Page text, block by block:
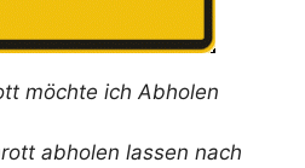
möchte ich Abholen
abholen lassen nach